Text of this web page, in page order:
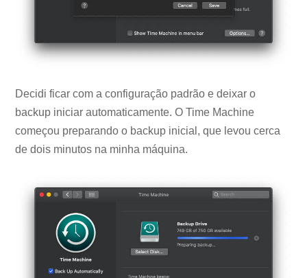
Decidi ficar com a configuração padrão e deixar o
backup iniciar automaticamente. O Time Machine
começou preparando o backup inicial, que levou cerca
de dois minutos na minha máquina.